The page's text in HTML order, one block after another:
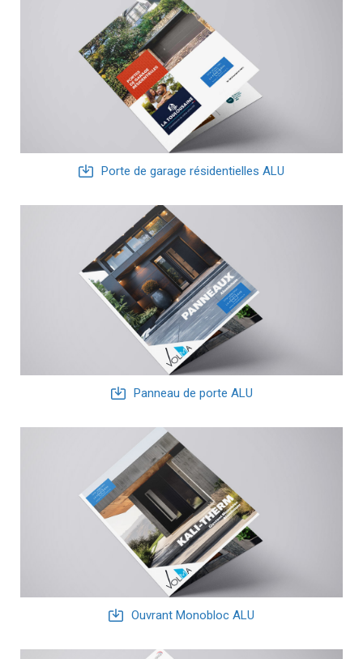
Porte de garage résidentielles ALU
Panneau de porte ALU
Ouvrant Monobloc ALU